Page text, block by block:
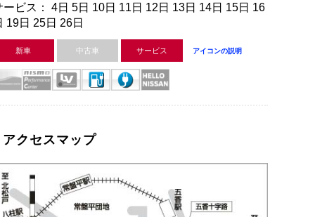
ービス： 4日 5日 10日 11日 12日 13日 14日 15日 16
19日 25日 26日
新車 中古車 サービス アイコンの説明
アクセスマップ